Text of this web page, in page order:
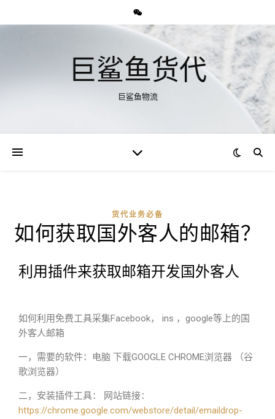
巨鲨鱼货代
巨鲨鱼物流
货代业务必备
如何获取国外客人的邮箱？
利用插件来获取邮箱开发国外客人
如何利用免费工具采集Facebook， ins ，google等上的国
外客人邮箱
一，需要的软件：电脑 下载GOOGLE CHROME浏览器 （谷
歌浏览器）
二，安装插件工具： 网站链接：
https://chrome.google.com/webstore/detail/emaildrop-